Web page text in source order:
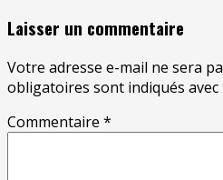
Laisser un commentaire
Votre adresse e-mail ne sera
obligatoires sont indiqués avec
Commentaire *